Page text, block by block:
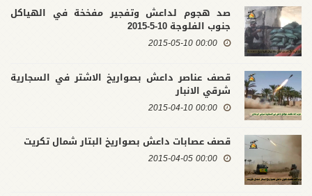
صد هجوم لداعش وتفجير مفخخة في الهياكل
جنوب الفلوجة 10-5-2015
00:00 2015-05-10
قصف عناصر داعش بصواريخ الاشتر في السجارية
شرقي الانبار
00:00 2015-04-10
قصف عصابات داعش بصواريخ البتار شمال تكريت
00:00 2015-04-05